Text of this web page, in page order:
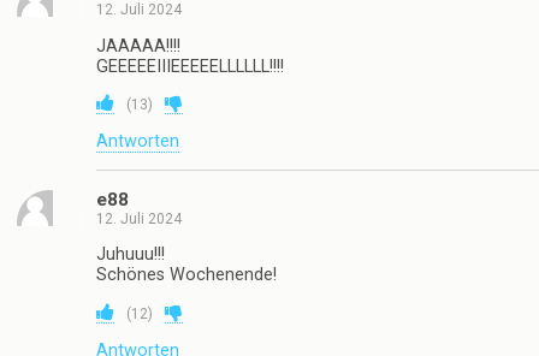
12. Juli 2024
JAAAAA!!!!
GEEEEEIIIEEEEELLLLLL!!!!
(13)
Antworten
e88
12. Juli 2024
Juhuuu!!!
Schönes Wochenende!
(12)
Antworten